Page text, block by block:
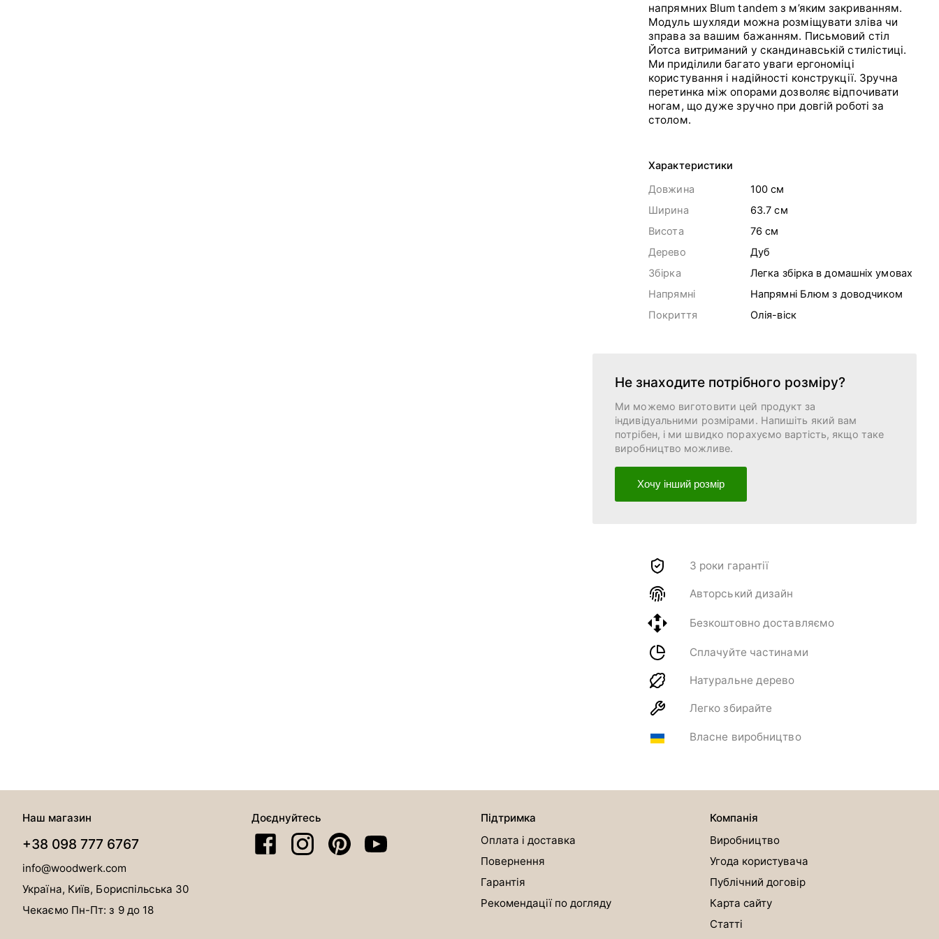
напрямних Blum tandem з м’яким закриванням.
Модуль шухляди можна розміщувати зліва чи
зправа за вашим бажанням. Письмовий стіл
Йотса витриманий у скандинавській стилістиці.
Ми приділили багато уваги ергономіці
користування і надійності конструкції. Зручна
перетинка між опорами дозволяє відпочивати
ногам, що дуже зручно при довгій роботі за
столом.
Характеристики
Довжина
100 cм
Ширина
63.7 cм
Висота
76 cм
Дерево
Дуб
Збірка
Легка збірка в домашніх умовах
Напрямні
Напрямні Блюм з доводчиком
Покриття
Олія-віск
Не знаходите потрібного розміру?
Ми можемо виготовити цей продукт за
індивідуальними розмірами. Напишіть який вам
потрібен, і ми швидко порахуємо вартість, якщо таке
виробництво можливе.
Хочу інший розмір
3 роки гарантії
Авторський дизайн
Безкоштовно доставляємо
Сплачуйте частинами
Натуральне дерево
Легко збирайте
Власне виробництво
Наш магазин
+38 098 777 6767
info@woodwerk.com
Україна, Київ, Бориспільська 30
Чекаємо Пн-Пт: з 9 до 18
Доєднуйтесь
Підтримка
Оплата і доставка
Повернення
Гарантія
Рекомендації по догляду
Компанія
Виробництво
Угода користувача
Публічний договір
Карта сайту
Статті